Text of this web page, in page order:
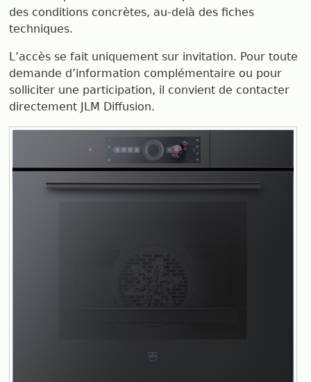
des conditions concrètes, au-delà des fiches
techniques.
L’accès se fait uniquement sur invitation. Pour toute
demande d’information complémentaire ou pour
solliciter une participation, il convient de contacter
directement JLM Diffusion.